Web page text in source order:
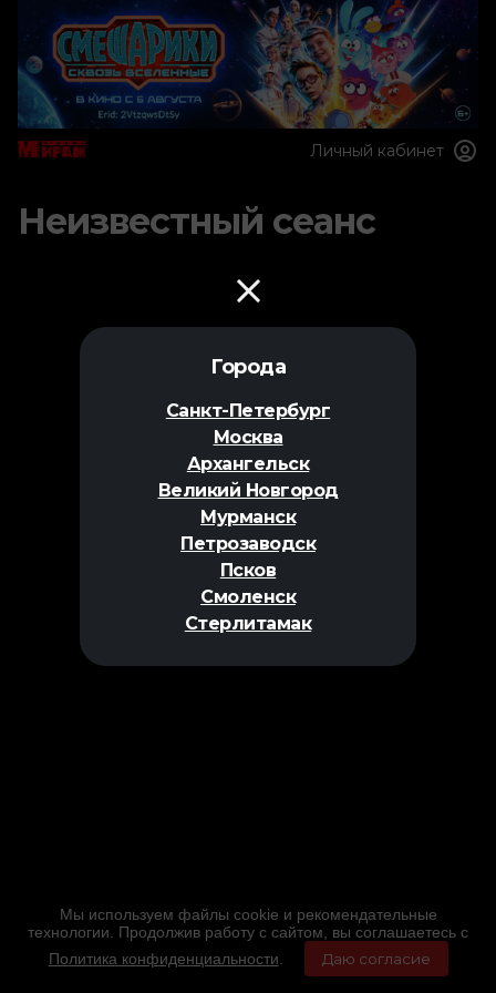
Города
Санкт-Петербург
Москва
Архангельск
Великий Новгород
Мурманск
Петрозаводск
Псков
Смоленск
Стерлитамак
Личный кабинет
Неизвестный сеанс
Мы используем файлы cookie и рекомендательные
технологии. Продолжив работу с сайтом, вы соглашаетесь с
Политика конфиденциальности
Даю согласие